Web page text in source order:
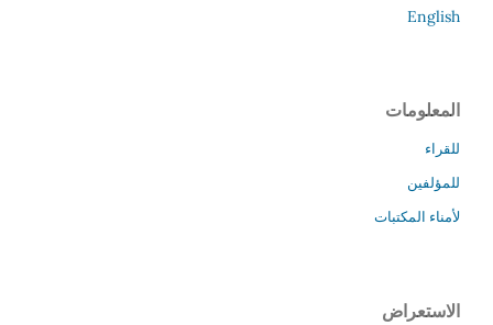
English
المعلومات
للقراء
للمؤلفين
لأمناء المكتبات
الاستعراض